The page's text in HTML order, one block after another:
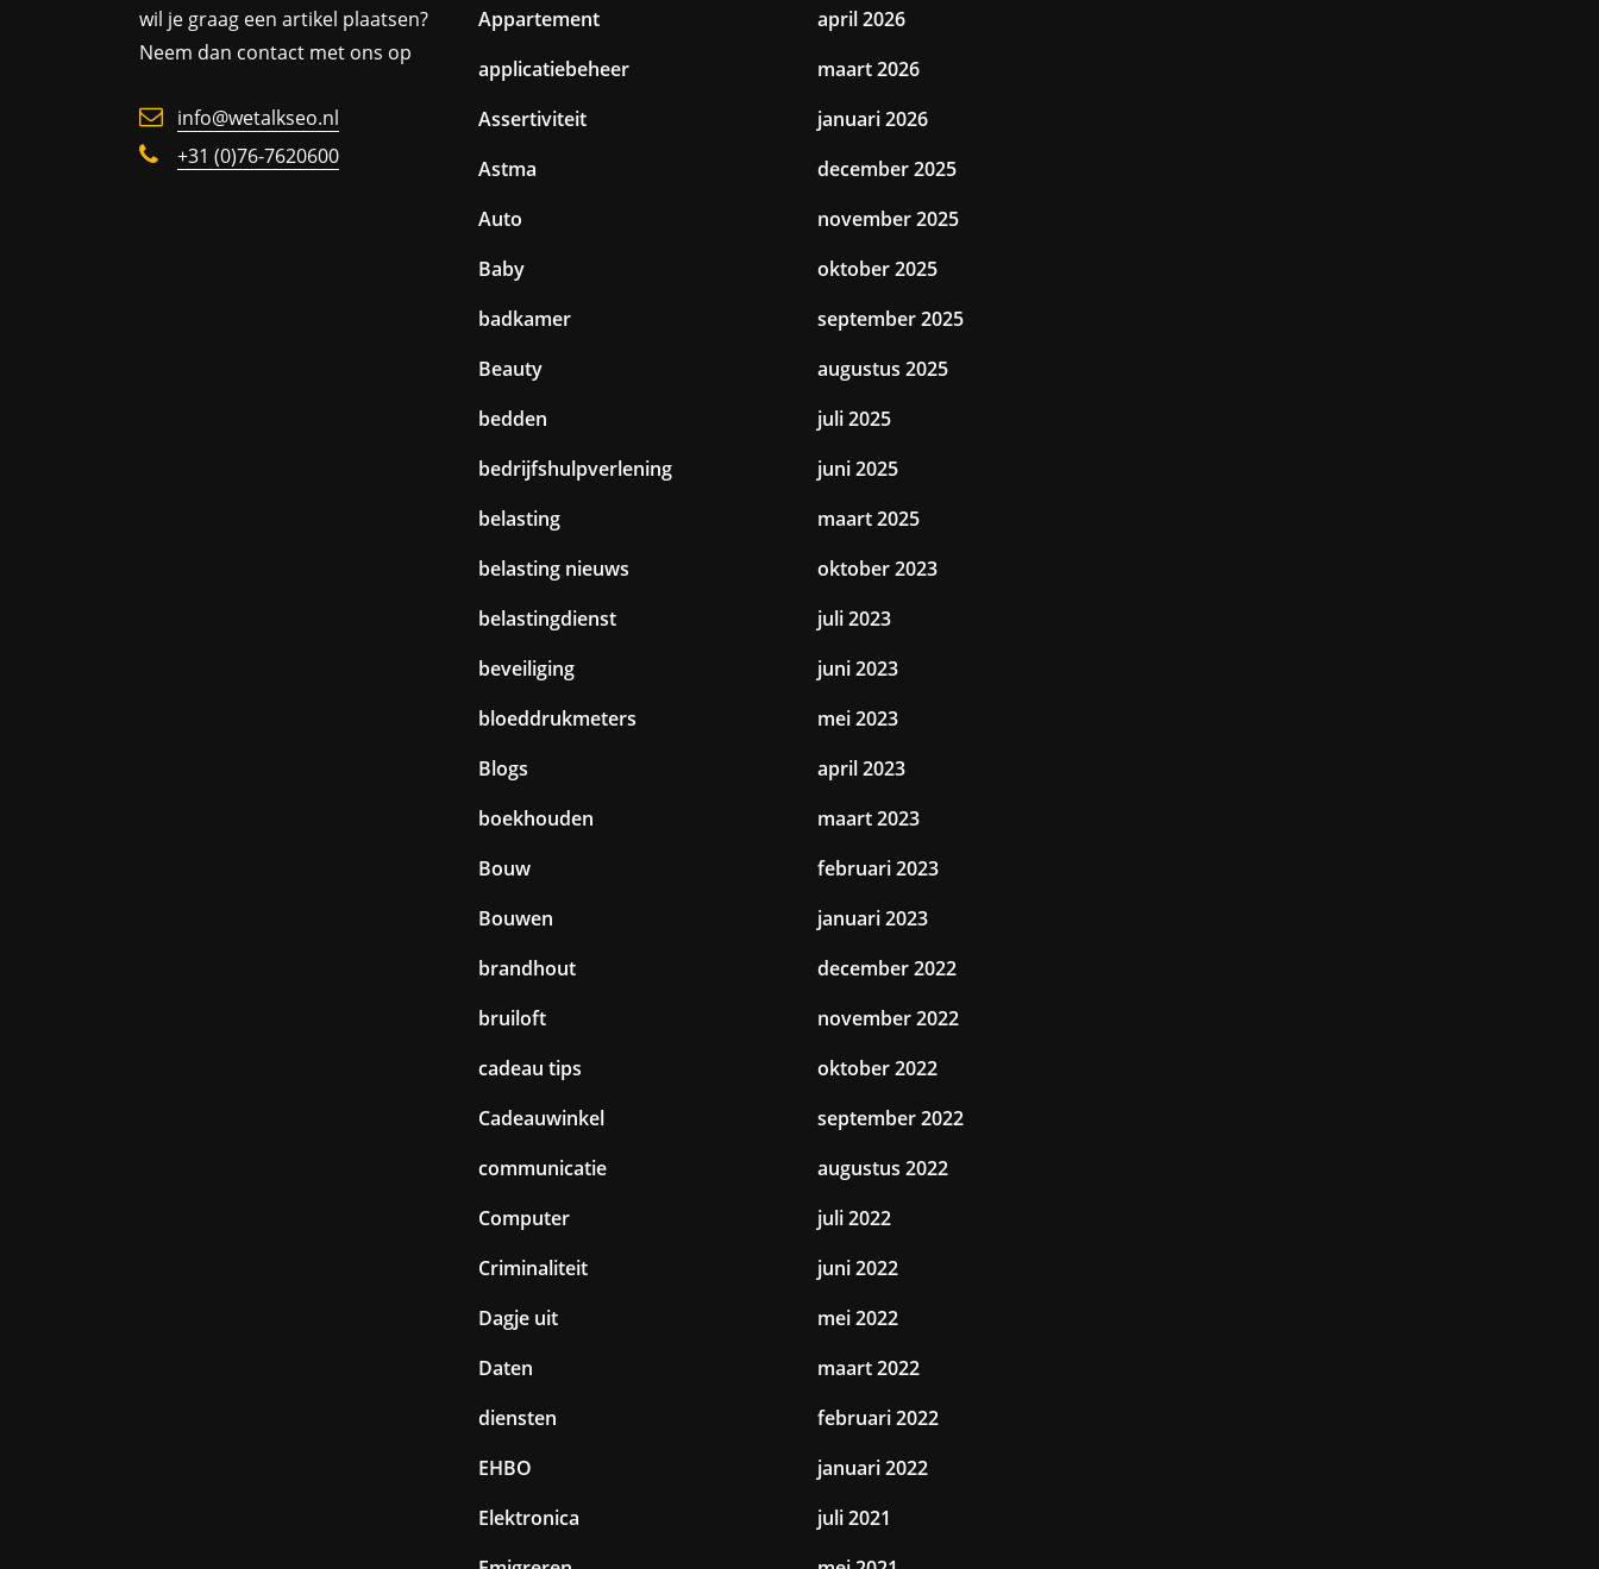
wil je graag een artikel plaatsen?
Neem dan contact met ons op
info@wetalkseo.nl
+31 (0)76-7620600
Appartement
applicatiebeheer
Assertiviteit
Astma
Auto
Baby
badkamer
Beauty
bedden
bedrijfshulpverlening
belasting
belasting nieuws
belastingdienst
beveiliging
bloeddrukmeters
Blogs
boekhouden
Bouw
Bouwen
brandhout
bruiloft
cadeau tips
Cadeauwinkel
communicatie
Computer
Criminaliteit
Dagje uit
Daten
diensten
EHBO
Elektronica
april 2026
maart 2026
januari 2026
december 2025
november 2025
oktober 2025
september 2025
augustus 2025
juli 2025
juni 2025
maart 2025
oktober 2023
juli 2023
juni 2023
mei 2023
april 2023
maart 2023
februari 2023
januari 2023
december 2022
november 2022
oktober 2022
september 2022
augustus 2022
juli 2022
juni 2022
mei 2022
maart 2022
februari 2022
januari 2022
juli 2021